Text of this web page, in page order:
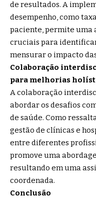
de resultados. A
desempenho, como
paciente, permite uma
cruciais para
mensurar o impacto
Colaboração
para melhorias
A colaboração
abordar os desafios
de saúde. Como
gestão de clínicas e
entre diferentes
promove uma
resultando em uma
coordenada.
Conclusão